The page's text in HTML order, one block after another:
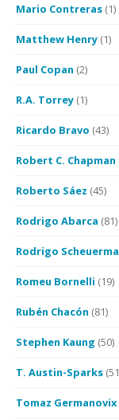
Mario Contreras (1)
Matthew Henry (1)
Paul Copan (2)
R.A. Torrey (1)
Ricardo Bravo (43)
Robert C. Chapman
Roberto Sáez (45)
Rodrigo Abarca (81)
Rodrigo
Romeu Bornelli (19)
Rubén Chacón (81)
Stephen Kaung (50)
T. Austin-Sparks
Tomaz Germanovix